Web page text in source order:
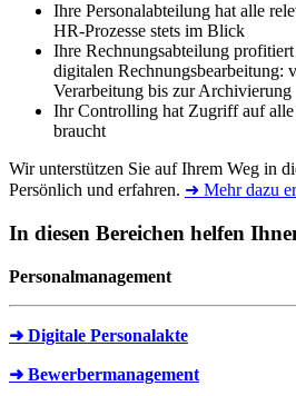
Ihre Personalabteilung hat alle
HR-Prozesse stets im Blick
Ihre Rechnungsabteilung
digitalen Rechnungsbearbeitung:
Verarbeitung bis zur Archivierung
Ihr Controlling hat Zugriff auf
braucht
Wir unterstützen Sie auf Ihrem Weg in
Persönlich und erfahren. ➜ Mehr dazu
In diesen Bereichen helfen
Personalmanagement
➜ Digitale Personalakte
➜ Bewerbermanagement